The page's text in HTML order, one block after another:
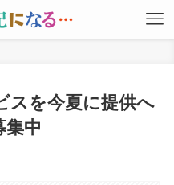
スを今夏に提供へ
集中